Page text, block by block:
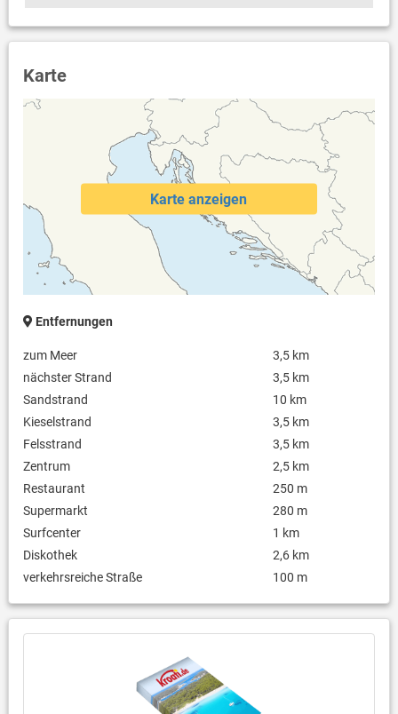
Karte
Karte anzeigen
Entfernungen
zum Meer
3,5 km
nächster Strand
3,5 km
Sandstrand
10 km
Kieselstrand
3,5 km
Felsstrand
3,5 km
Zentrum
2,5 km
Restaurant
250 m
Supermarkt
280 m
Surfcenter
1 km
Diskothek
2,6 km
verkehrsreiche Straße
100 m